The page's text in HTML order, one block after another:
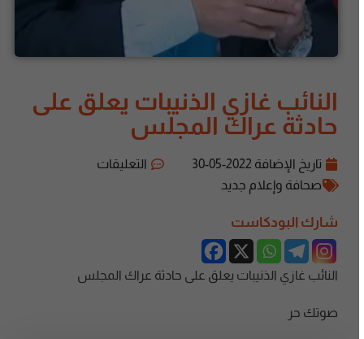
النائب غازي الذنيبات يعلق على
حادثة عراك المجلس
تاريخ الإضافة2022-05-30
التعليقات
صحافة وإعلام جديد
شارك البودكاست
النائب غازي الذنيبات يعلق على حادثة عراك المجلس
صوتك حر